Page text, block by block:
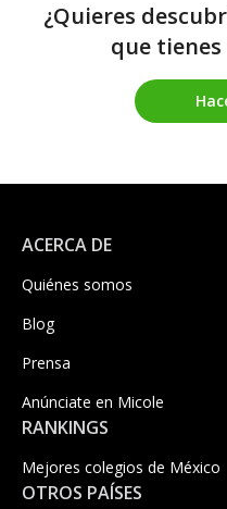
¿Quieres
que
ACERCA DE
Quiénes somos
Blog
Prensa
Anúnciate en Micole
RANKINGS
Mejores colegios de México
OTROS PAÍSES